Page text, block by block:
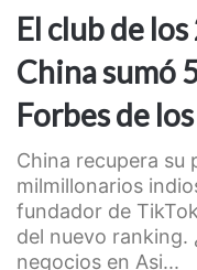
El club de
China sumó
Forbes de
China recupera su
milmillonarios
fundador de
del nuevo ranking.
negocios en Asi...